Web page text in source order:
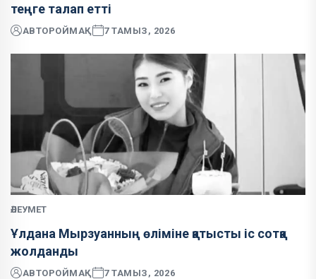
теңге талап етті
АВТОРОЙМАҚ 7 ТАМЫЗ, 2026
ӘЛЕУМЕТ
Ұлдана Мырзуанның өліміне қатысты іс сотқа
жолданды
АВТОРОЙМАҚ 7 ТАМЫЗ, 2026